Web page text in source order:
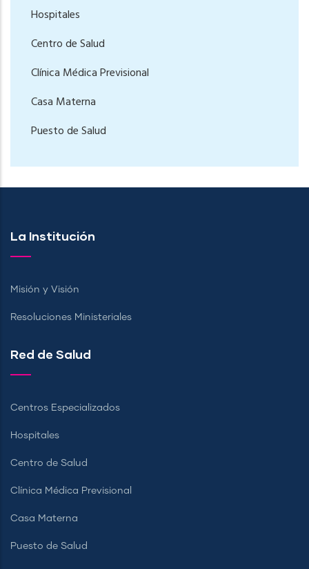
Hospitales
Centro de Salud
Clínica Médica Previsional
Casa Materna
Puesto de Salud
La Institución
Misión y Visión
Resoluciones Ministeriales
Red de Salud
Centros Especializados
Hospitales
Centro de Salud
Clínica Médica Previsional
Casa Materna
Puesto de Salud